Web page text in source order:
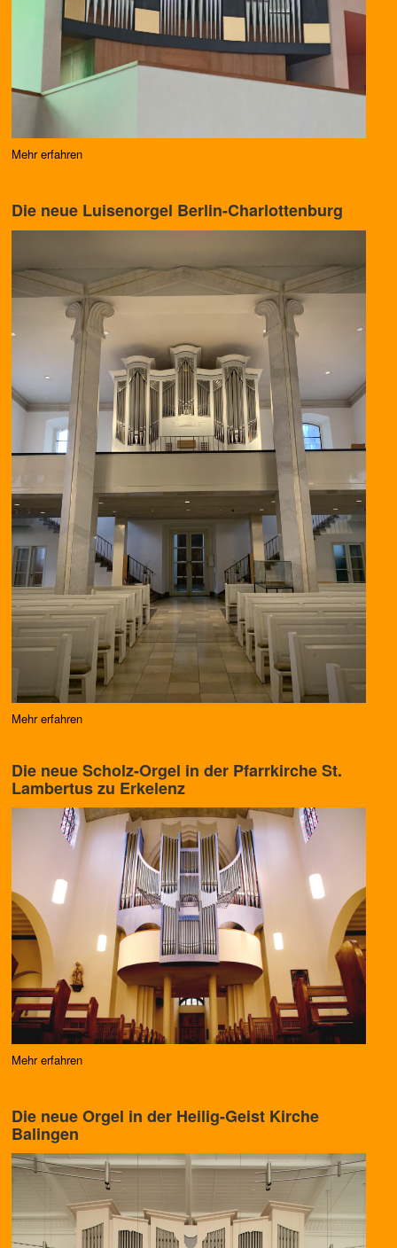
Mehr erfahren
Die neue Luisenorgel Berlin-Charlottenburg
Mehr erfahren
Die neue Scholz-Orgel in der Pfarrkirche St.
Lambertus zu Erkelenz
Mehr erfahren
Die neue Orgel in der Heilig-Geist Kirche
Balingen